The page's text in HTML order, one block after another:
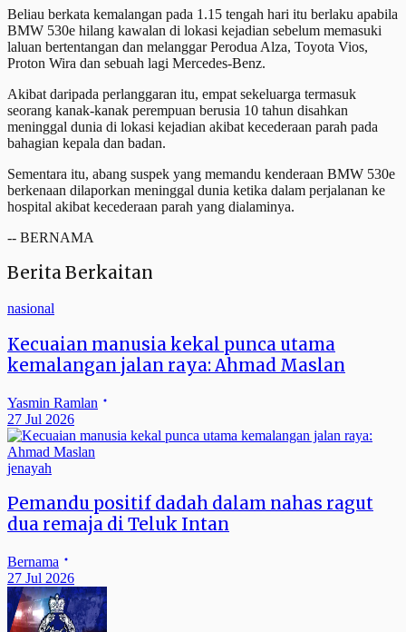
Beliau berkata kemalangan pada 1.15 tengah hari itu berlaku apabila
BMW 530e hilang kawalan di lokasi kejadian sebelum memasuki
laluan bertentangan dan melanggar Perodua Alza, Toyota Vios,
Proton Wira dan sebuah lagi Mercedes-Benz.
Akibat daripada perlanggaran itu, empat sekeluarga termasuk
seorang kanak-kanak perempuan berusia 10 tahun disahkan
meninggal dunia di lokasi kejadian akibat kecederaan parah pada
bahagian kepala dan badan.
Sementara itu, abang suspek yang memandu kenderaan BMW 530e
berkenaan dilaporkan meninggal dunia ketika dalam perjalanan ke
hospital akibat kecederaan parah yang dialaminya.
-- BERNAMA
Berita Berkaitan
nasional
Kecuaian manusia kekal punca utama
kemalangan jalan raya: Ahmad Maslan
Yasmin Ramlan
27 Jul 2026
jenayah
Pemandu positif dadah dalam nahas ragut
dua remaja di Teluk Intan
Bernama
27 Jul 2026